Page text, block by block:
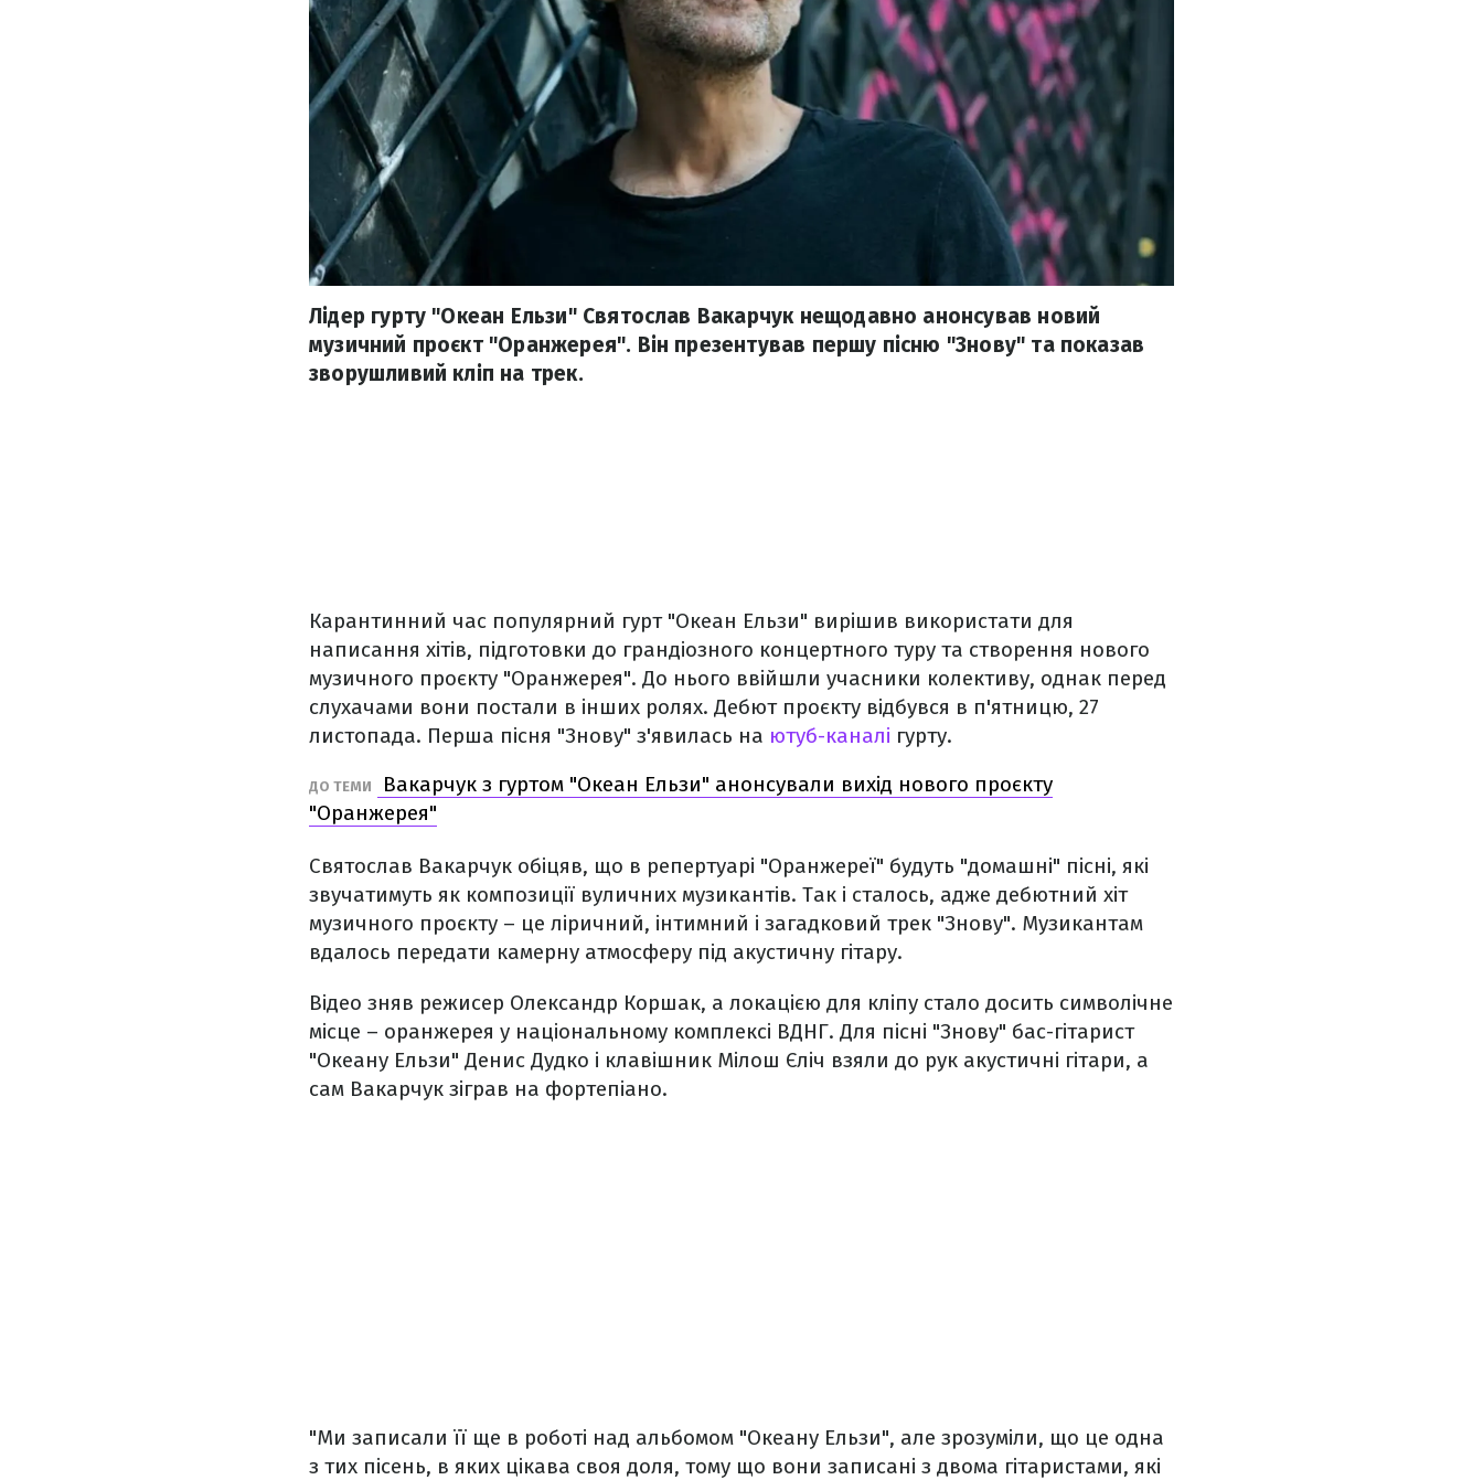
Лідер гурту "Океан Ельзи" Святослав Вакарчук нещодавно анонсував новий
музичний проєкт "Оранжерея". Він презентував першу пісню "Знову" та показав
зворушливий кліп на трек.
Карантинний час популярний гурт "Океан Ельзи" вирішив використати для
написання хітів, підготовки до грандіозного концертного туру та створення нового
музичного проєкту "Оранжерея". До нього ввійшли учасники колективу, однак перед
слухачами вони постали в інших ролях. Дебют проєкту відбувся в п'ятницю, 27
листопада. Перша пісня "Знову" з'явилась на ютуб-каналі гурту.
ДО ТЕМИ
Вакарчук з гуртом "Океан Ельзи" анонсували вихід нового проєкту
"Оранжерея"
Святослав Вакарчук обіцяв, що в репертуарі "Оранжереї" будуть "домашні" пісні, які
звучатимуть як композиції вуличних музикантів. Так і сталось, адже дебютний хіт
музичного проєкту – це ліричний, інтимний і загадковий трек "Знову". Музикантам
вдалось передати камерну атмосферу під акустичну гітару.
Відео зняв режисер Олександр Коршак, а локацією для кліпу стало досить символічне
місце – оранжерея у національному комплексі ВДНГ. Для пісні "Знову" бас-гітарист
"Океану Ельзи" Денис Дудко і клавішник Мілош Єліч взяли до рук акустичні гітари, а
сам Вакарчук зіграв на фортепіано.
"Ми записали її ще в роботі над альбомом "Океану Ельзи", але зрозуміли, що це одна
з тих пісень, в яких цікава своя доля, тому що вони записані з двома гітаристами, які